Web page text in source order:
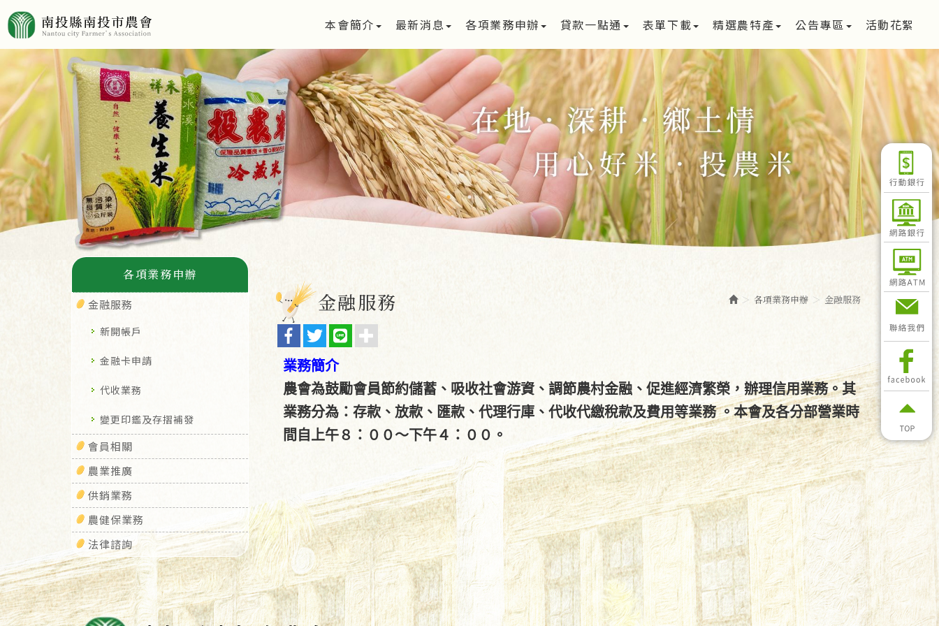
本會簡介 最新消息 各項業務申辦 貸款一點通 表單下載 精選農特產 公告專區 活動花絮
各項業務申辦
金融服務
新開帳戶
金融卡申請
代收業務
變更印鑑及存摺補發
會員相關
農業推廣
供銷業務
農健保業務
法律諮詢
各項業務申辦 金融服務
金融服務
業務簡介
農會為鼓勵會員節約儲蓄、吸收社會游資、調節農村金融、促進經濟繁榮，辦理信用業務。其
業務分為：存款、放款、匯款、代理行庫、代收代繳稅款及費用等業務 。本會及各分部營業時
間自上午８：００～下午４：００。